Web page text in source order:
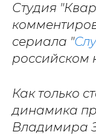
Студия
сериала "
российском
Как только
динамика
Владимира